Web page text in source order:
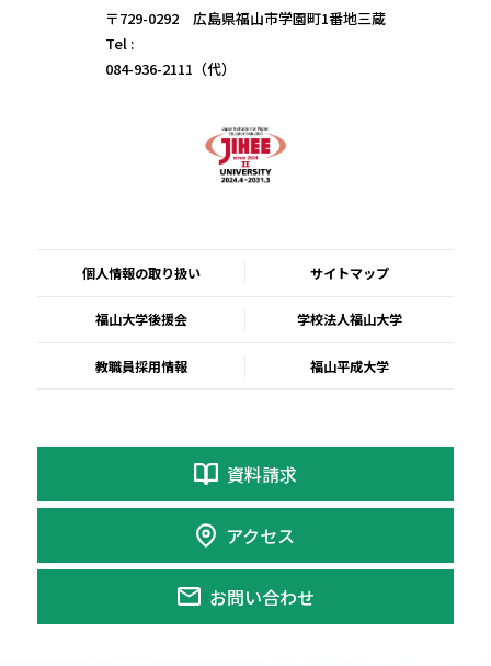
〒729-0292 広島県福山市学園町1番地三蔵
Tel :
084-936-2111（代）
個人情報の取り扱い サイトマップ
福山大学後援会 学校法人福山大学
教職員採用情報 福山平成大学
資料請求
アクセス
お問い合わせ